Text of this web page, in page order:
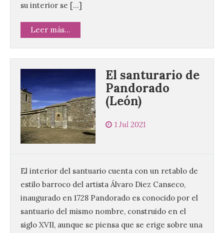
su interior se […]
Leer más...
El santurario de
Pandorado
(León)
1 Jul 2021
El interior del santuario cuenta con un retablo de
estilo barroco del artista Álvaro Diez Canseco,
inaugurado en 1728 Pandorado es conocido por el
santuario del mismo nombre, construido en el
siglo XVII, aunque se piensa que se erige sobre una